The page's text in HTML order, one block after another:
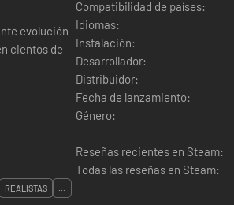
evolución
cientos de
Compatibilidad de países:
Idiomas:
Instalación:
Desarrollador:
Distribuidor:
Fecha de lanzamiento:
Género:
Reseñas recientes en Steam:
Todas las reseñas en Steam:
REALISTAS ...